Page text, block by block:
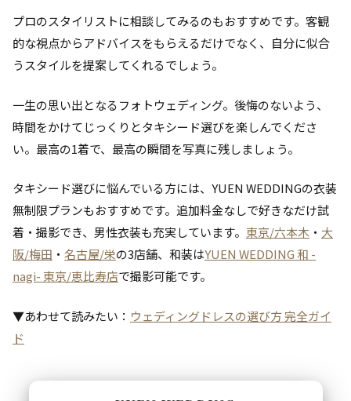
プロのスタイリストに相談してみるのもおすすめです。客観
的な視点からアドバイスをもらえるだけでなく、自分に似合
うスタイルを提案してくれるでしょう。
一生の思い出となるフォトウェディング。後悔のないよう、
時間をかけてじっくりとタキシード選びを楽しんでくださ
い。最高の1着で、最高の瞬間を写真に残しましょう。
タキシード選びに悩んでいる方には、YUEN WEDDINGの衣装
無制限プランもおすすめです。追加料金なしで好きなだけ試
着・撮影でき、男性衣装も充実しています。 東京/六本木 ・ 大
阪/梅田 ・ 名古屋/栄の3店舗、和装はYUEN WEDDING 和 -
nagi- 東京/恵比寿店で撮影可能です。
▼あわせて読みたい： ウェディングドレスの選び方 完全ガイ
ド